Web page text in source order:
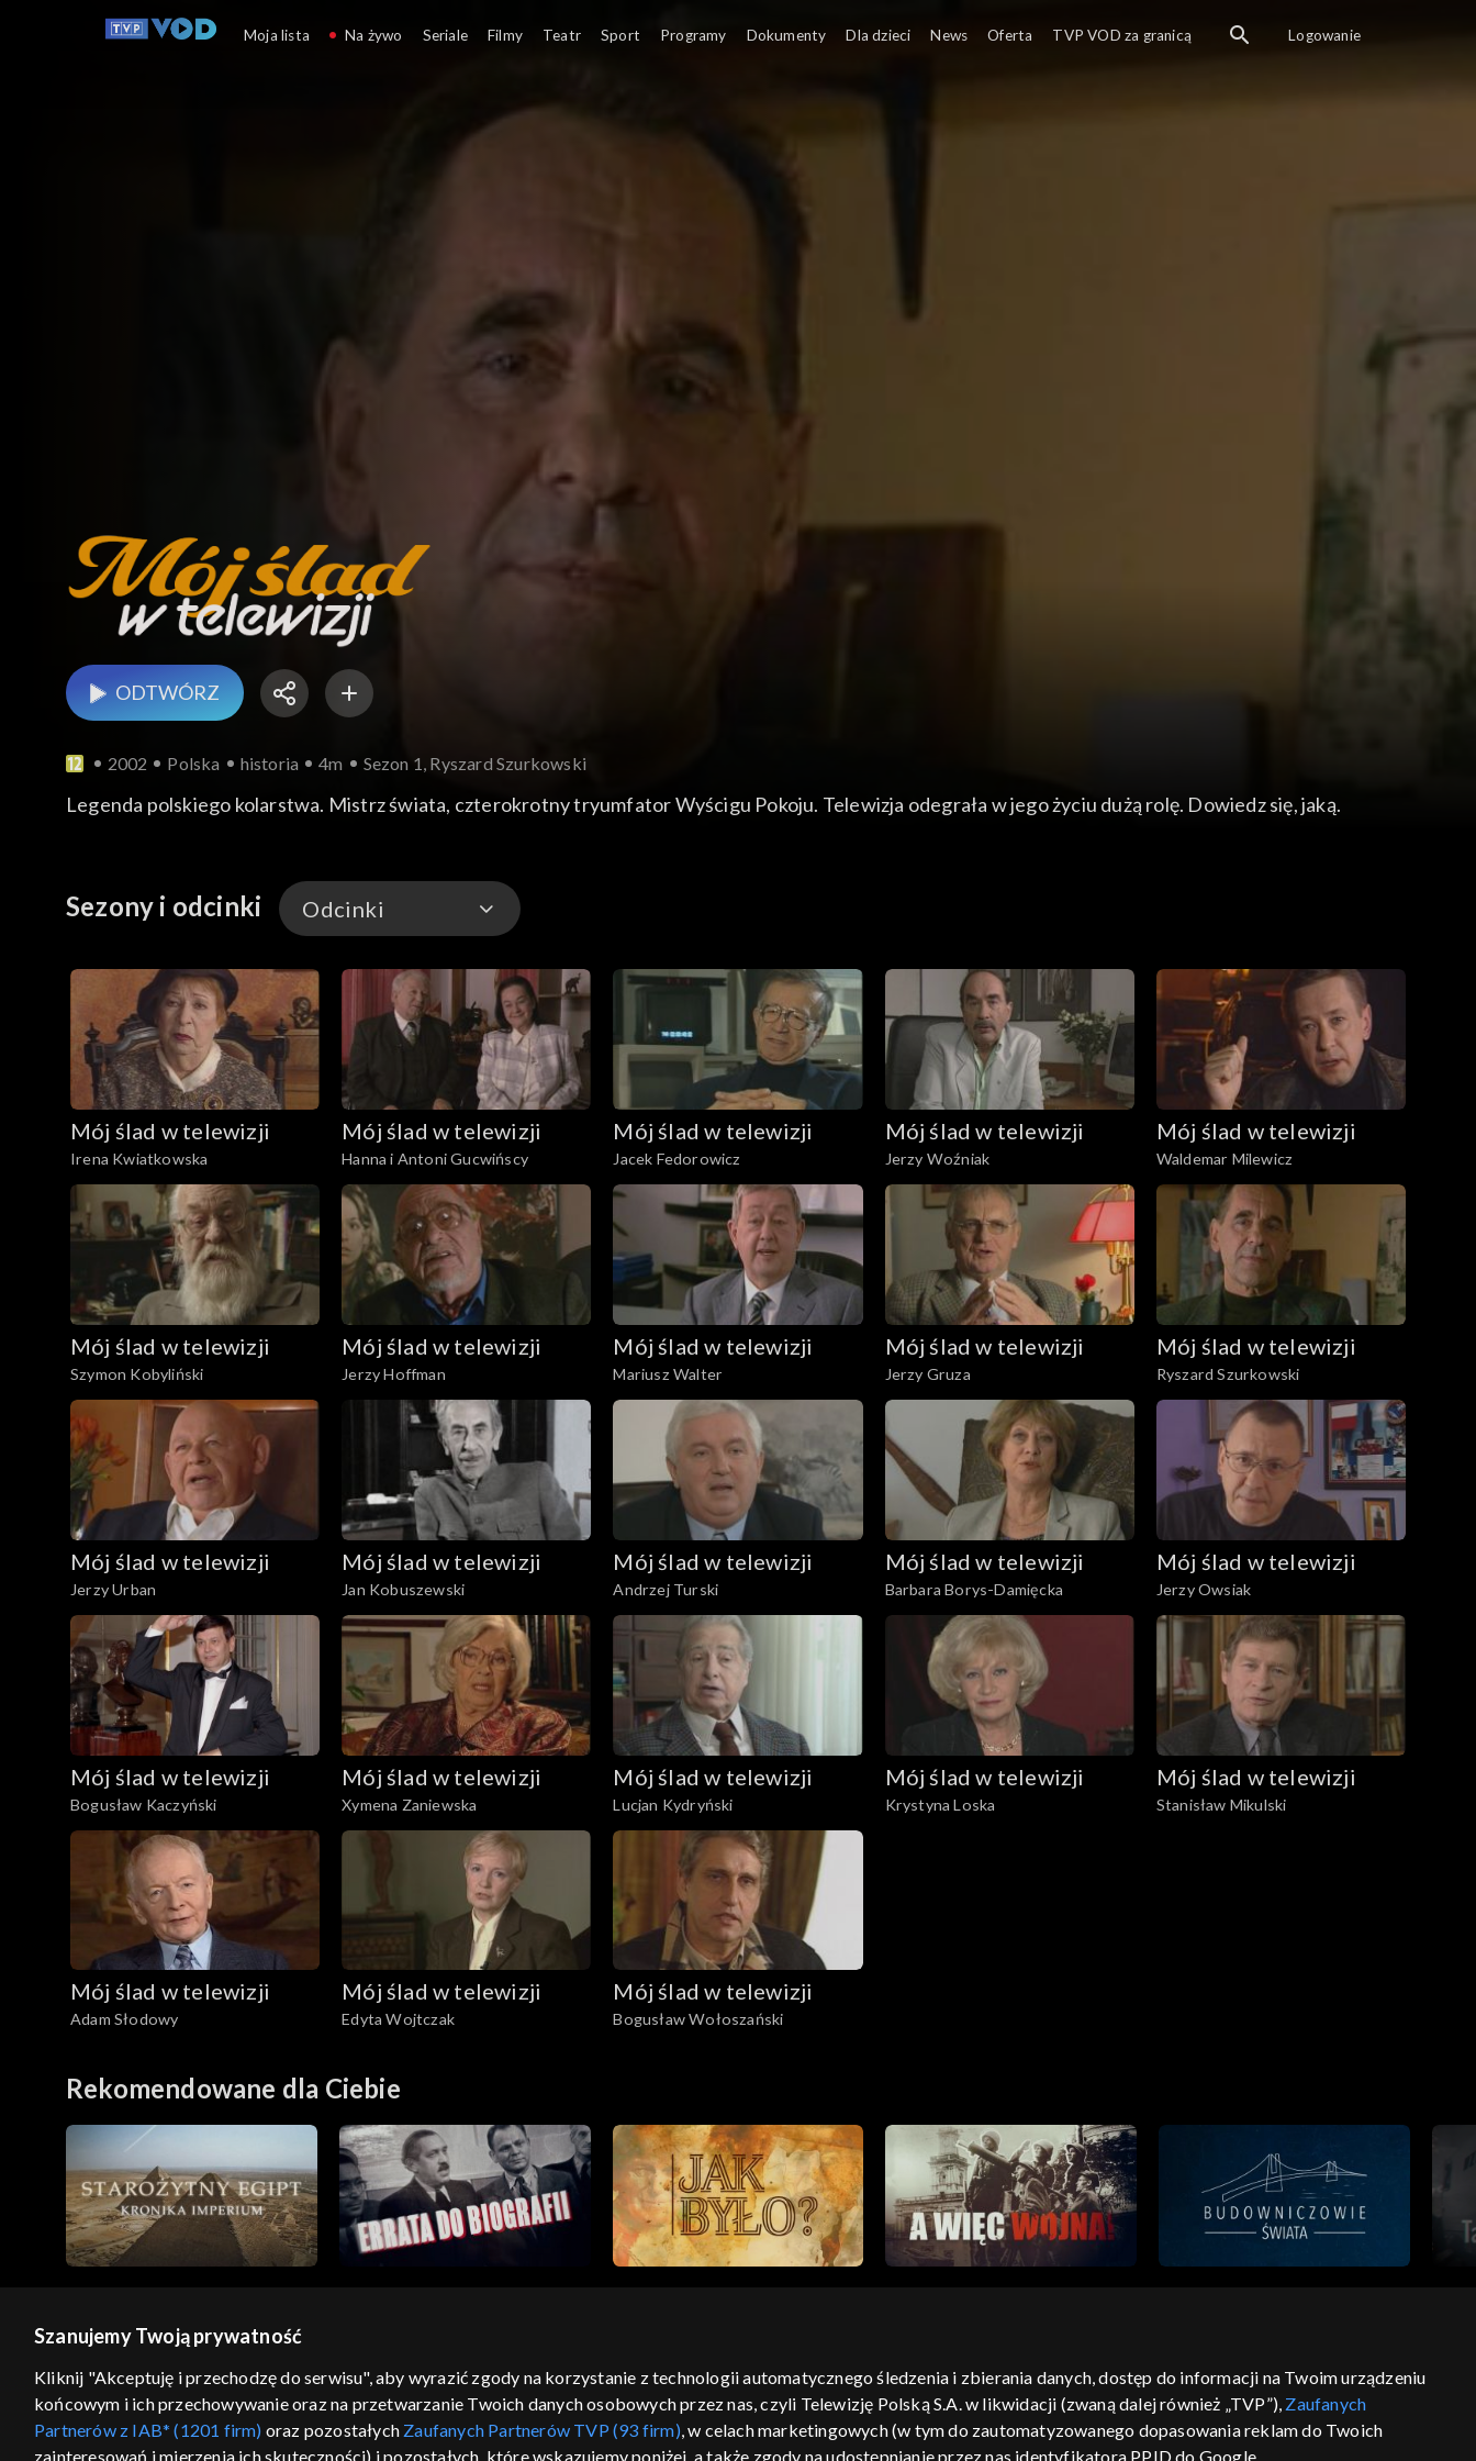
ODTWÓRZ
2002 Polska historia 4m Sezon 1, Ryszard Szurkowski
Legenda polskiego kolarstwa. Mistrz świata, czterokrotny tryumfator Wyścigu Pokoju. Telewizja odegrała w jego życiu dużą rolę. Dowiedz się, jaką.
Sezony i odcinki Odcinki
Odcinki
Mój ślad w telewizji
Irena Kwiatkowska
Mój ślad w telewizji
Hanna i Antoni Gucwińscy
Mój ślad w telewizji
Jacek Fedorowicz
Mój ślad w telewizji
Jerzy Woźniak
Mój ślad w telewizji
Waldemar Milewicz
Mój ślad w telewizji
Szymon Kobyliński
Mój ślad w telewizji
Jerzy Hoffman
Mój ślad w telewizji
Mariusz Walter
Mój ślad w telewizji
Jerzy Gruza
Mój ślad w telewizji
Ryszard Szurkowski
Mój ślad w telewizji
Jerzy Urban
Mój ślad w telewizji
Jan Kobuszewski
Mój ślad w telewizji
Andrzej Turski
Mój ślad w telewizji
Barbara Borys-Damięcka
Mój ślad w telewizji
Jerzy Owsiak
Mój ślad w telewizji
Bogusław Kaczyński
Mój ślad w telewizji
Xymena Zaniewska
Mój ślad w telewizji
Lucjan Kydryński
Mój ślad w telewizji
Krystyna Loska
Mój ślad w telewizji
Stanisław Mikulski
Mój ślad w telewizji
Adam Słodowy
Mój ślad w telewizji
Edyta Wojtczak
Mój ślad w telewizji
Bogusław Wołoszański
Rekomendowane dla Ciebie
GEOLOKALIZACJA
regulamin serwisu cennik polityka prywatności moje zgody pomoc kontakt voucher dostępność informacje o dostawcy usług
Moja lista Na żywo Seriale Filmy Teatr Sport Programy Dokumenty Dla dzieci News Oferta TVP VOD za granicą Logowanie
Szanujemy Twoją prywatność
Kliknij "Akceptuję i przechodzę do serwisu", aby wyrazić zgody na korzystanie z technologii automatycznego śledzenia i zbierania danych, dostęp do informacji na Twoim urządzeniu
końcowym i ich przechowywanie oraz na przetwarzanie Twoich danych osobowych przez nas, czyli Telewizję Polską S.A. w likwidacji (zwaną dalej również „TVP”), Zaufanych
Partnerów z IAB* (1201 firm) oraz pozostałych Zaufanych Partnerów TVP (93 firm), w celach marketingowych (w tym do zautomatyzowanego dopasowania reklam do Twoich
zainteresowań i mierzenia ich skuteczności) i pozostałych, które wskazujemy poniżej, a także zgody na udostępnianie przez nas identyfikatora PPID do Google.